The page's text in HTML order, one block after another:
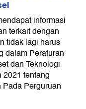
informasi
terkait dengan
tidak lagi harus
dalam Peraturan
dan Teknologi
tentang
Perguruan